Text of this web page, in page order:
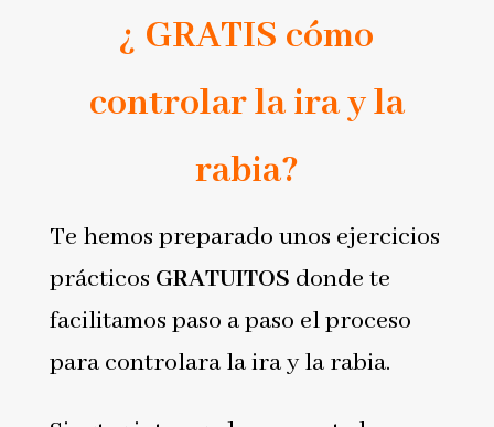
¿ GRATIS cómo
controlar la ira y la
rabia?
Te hemos preparado unos ejercicios
prácticos GRATUITOS donde te
facilitamos paso a paso el proceso
para controlara la ira y la rabia.